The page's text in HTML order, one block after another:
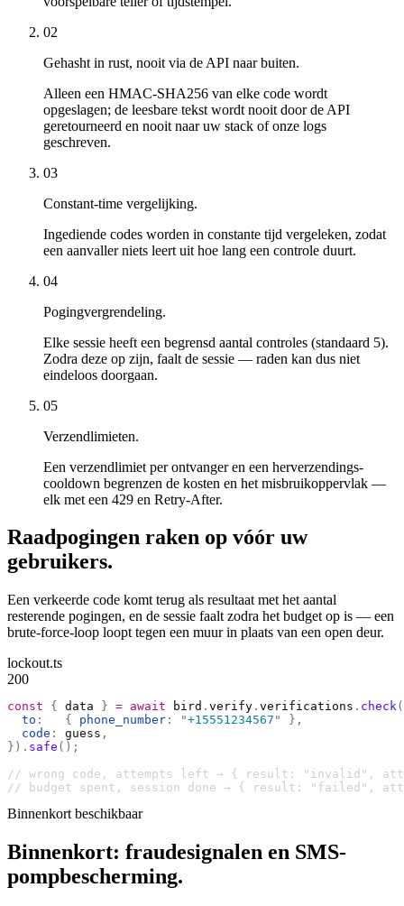
02
Gehasht in rust, nooit via de API naar buiten.
Alleen een HMAC-SHA256 van elke code wordt
opgeslagen; de leesbare tekst wordt nooit door de API
geretourneerd en nooit naar uw stack of onze logs
geschreven.
03
Constant-time vergelijking.
Ingediende codes worden in constante tijd vergeleken, zodat
een aanvaller niets leert uit hoe lang een controle duurt.
04
Pogingvergrendeling.
Elke sessie heeft een begrensd aantal controles (standaard 5).
Zodra deze op zijn, faalt de sessie — raden kan dus niet
eindeloos doorgaan.
05
Verzendlimieten.
Een verzendlimiet per ontvanger en een herverzendings-
cooldown begrenzen de kosten en het misbruikoppervlak —
elk met een 429 en Retry-After.
Raadpogingen raken op vóór uw
gebruikers.
Een verkeerde code komt terug als resultaat met het aantal
resterende pogingen, en de sessie faalt zodra het budget op is — een
brute-force-loop loopt tegen een muur in plaats van een open deur.
lockout.ts
200
const { data } = await bird . verify . verifications . check
  to
:
   {
phone_number : "+15551234567 "
},
  code
: guess ,
}). safe ();
// wrong code, attempts left → { result: "invalid",
// budget spent, session done → { result: "failed",
Binnenkort beschikbaar
Binnenkort: fraudesignalen en SMS-
pompbescherming.